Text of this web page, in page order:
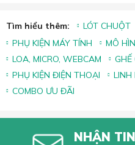
Tìm hiểu thêm: LÓT CHUỘT
PHỤ KIỆN MÁY TÍNH
MÔ
LOA, MICRO, WEBCAM
GHẾ
PHỤ KIỆN ĐIỆN THOẠI
LINH
COMBO ƯU ĐÃI
NHẬN